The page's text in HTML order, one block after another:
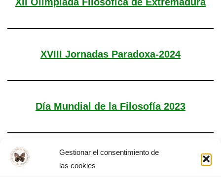
Gestionar el consentimiento de
las cookies
XVIII Jornadas Paradoxa-2024
Día Mundial de la Filosofía 2023
Asamblea General AFEX